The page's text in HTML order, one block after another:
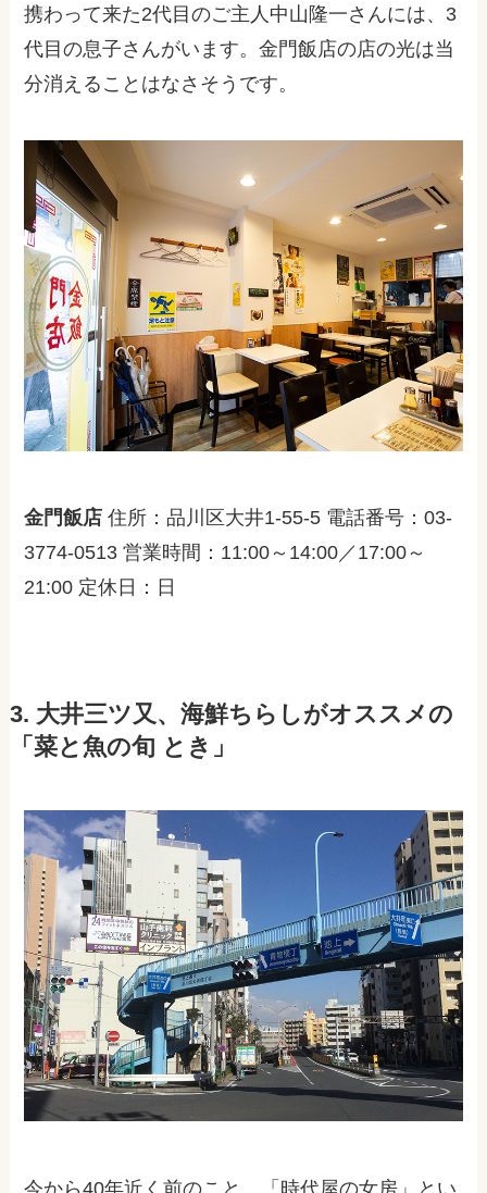
携わって来た2代目のご主人中山隆一さんには、3
代目の息子さんがいます。金門飯店の店の光は当
分消えることはなさそうです。
金門飯店 住所：品川区大井1-55-5 電話番号：03-
3774-0513 営業時間：11:00～14:00／17:00～
21:00 定休日：日
3. 大井三ツ又、海鮮ちらしがオススメの
「菜と魚の旬 とき」